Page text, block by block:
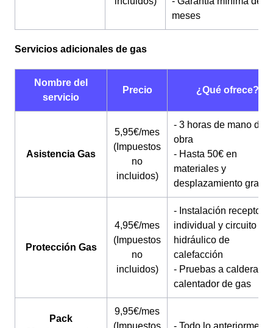
meses
Servicios adicionales de gas
Nombre del
servicio
Precio ¿Qué ofrece?
Asistencia Gas
5,95€/mes
(Impuestos
no
incluidos)
- 3 horas de mano de
obra
- Hasta 50€ en
materiales y
desplazamiento
Protección Gas
4,95€/mes
(Impuestos
no
incluidos)
- Instalación receptora
individual y circuito
hidráulico de
calefacción
- Pruebas a caldera o
calentador de gas
Pack
9,95€/mes